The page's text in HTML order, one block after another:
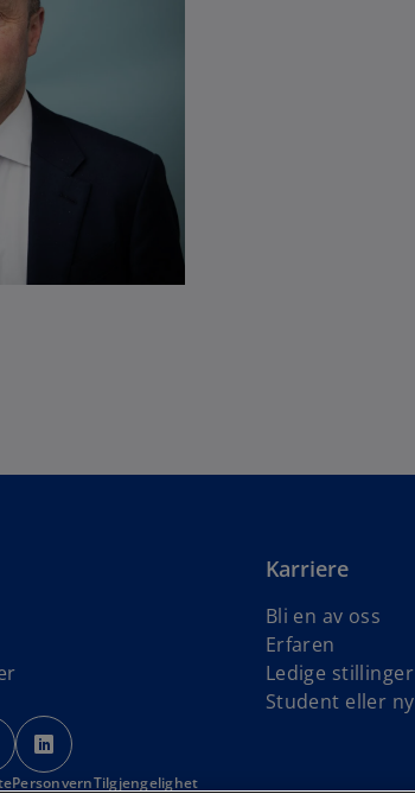
Karriere
Bli en av oss
Erfaren
Ledige stillinger
Student eller
o
p
e
p
e
PersonvernTilgjengelighet